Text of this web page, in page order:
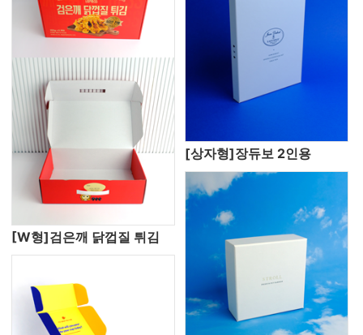
[W형]검은깨 닭껍질 튀김
[상자형]장듀보 2인용